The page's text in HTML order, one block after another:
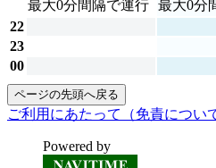
最大0分間隔で運行 最大0分
22
23
00
ページの先頭へ戻る
ご利用にあたって（免責につい
Powered by